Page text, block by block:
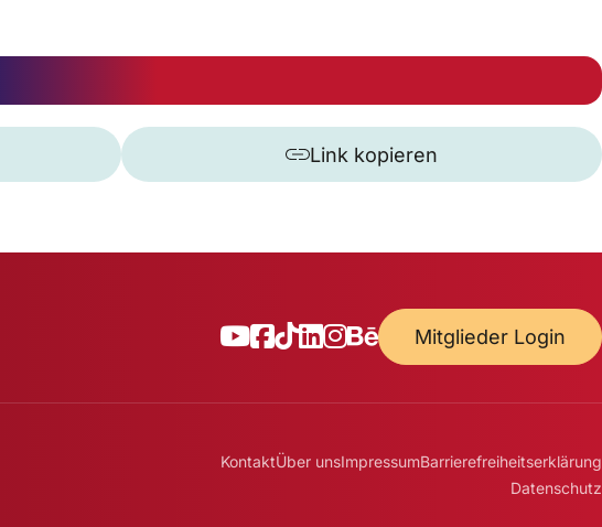
Link kopieren
Mitglieder Login
KontaktÜber unsImpressumBarrierefreiheitserklärung
Datenschutz